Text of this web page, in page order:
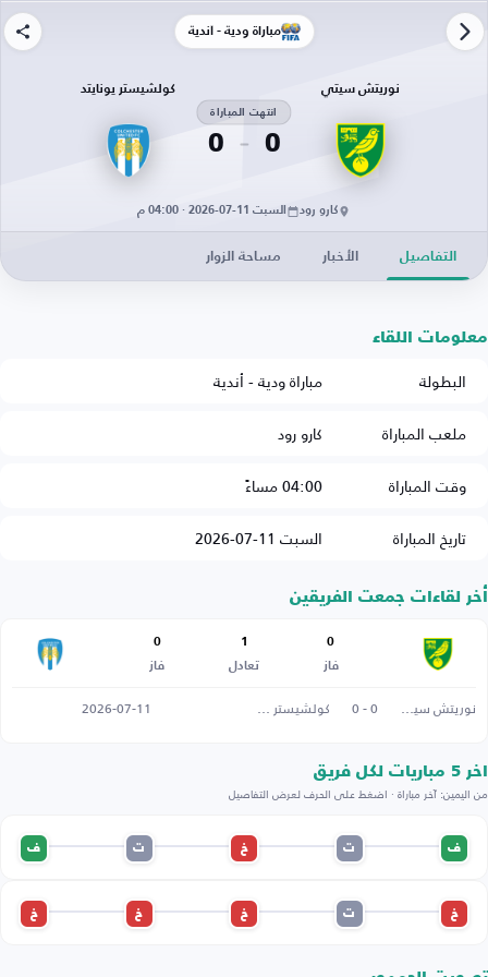
مباراة ودية - أندية
نوريتش سيتي
0
انتهت المباراة
0
كولشيستر يونايتد
كارو رود السبت 11-07-2026 · 04:00 م
التفاصيل الأخبار مساحة الزوار
معلومات اللقاء
البطولة
مباراة ودية - أندية
ملعب المباراة
كارو رود
وقت المباراة
04:00 مساءً
تاريخ المباراة
السبت 11-07-2026
أخر لقاءات جمعت الفريقين
0
فاز
1
تعادل
0
فاز
نوريتش سيتي 0 - 0 كولشيستر يونايتد 2026-07-11
اخر 5 مباريات لكل فريق
من اليمين: آخر مباراة · اضغط على الحرف لعرض التفاصيل
ف ت خ ت ف
خ ت خ خ خ